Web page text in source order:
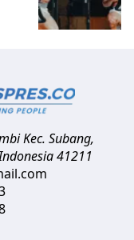
Kec. Subang,
41211